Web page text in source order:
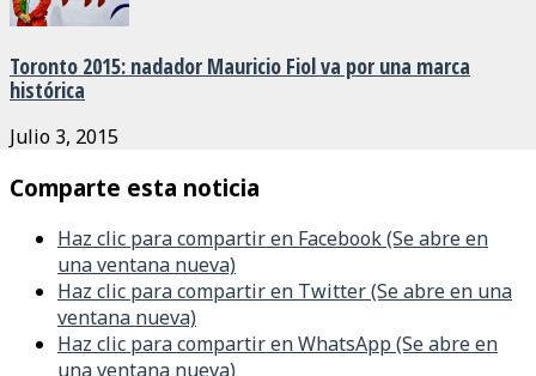
Toronto 2015: nadador Mauricio Fiol va por una marca
histórica
Julio 3, 2015
Comparte esta noticia
Haz clic para compartir en Facebook (Se abre en
una ventana nueva)
Haz clic para compartir en Twitter (Se abre en una
ventana nueva)
Haz clic para compartir en WhatsApp (Se abre en
una ventana nueva)